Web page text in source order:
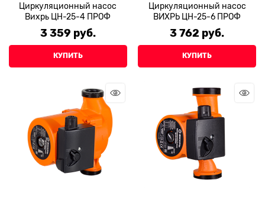
Циркуляционный насос
Вихрь ЦН-25-4 ПРОФ
3 359 руб.
КУПИТЬ
Циркуляционный насос
ВИХРЬ ЦН-25-6 ПРОФ
3 762 руб.
КУПИТЬ